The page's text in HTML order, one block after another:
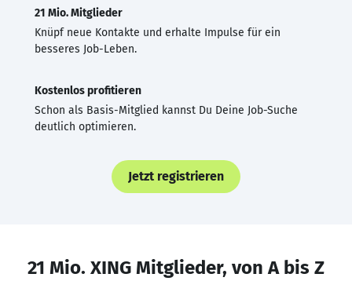
21 Mio. Mitglieder
Knüpf neue Kontakte und erhalte Impulse für ein
besseres Job-Leben.
Kostenlos profitieren
Schon als Basis-Mitglied kannst Du Deine Job-Suche
deutlich optimieren.
Jetzt registrieren
21 Mio. XING Mitglieder, von A bis Z